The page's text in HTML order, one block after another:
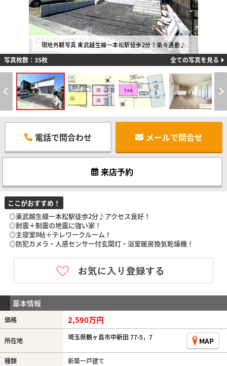
現地外観写真 東武越生線一本松駅徒歩2分！楽々通勤♪
写真枚数：35枚 全ての写真を見る
電話で問合わせ メールで問合せ
来店予約
ここがおすすめ！
◎東武越生線一本松駅徒歩2分♪アクセス良好！
◎耐震＋制震の地震に強い家！
◎主寝室8帖＋テレワークルーム！
◎防犯カメラ・人感センサー付玄関灯・浴室暖房換気乾燥機！
基本情報
価格 2,590万円
所在地 埼玉県鶴ヶ島市中新田 77-5，7 MAP
種類 新築一戸建て